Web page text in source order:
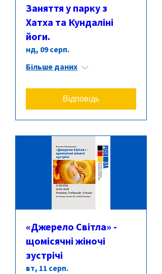
Заняття у парку з
Хатха та Кундаліні
йоги.
нд, 09 серп.
Більше даних
Відповідь
«Джерело Світла» -
щомісячні жіночі
зустрічі
вт, 11 серп.